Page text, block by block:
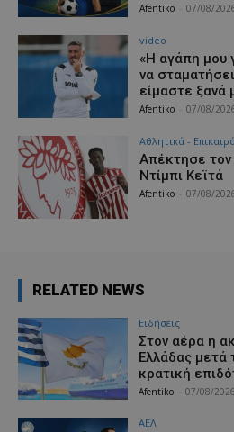
Afentiko 07/08/
video
«Η αγάπη μου
να
είμαστε ξανά
Afentiko 07/08/
Αθλητικά -
Απέκτησε
Ντίμπι Κεϊτά
Afentiko 07/08/
RELATED NEWS
Ειδήσεις
Στον αέρα η
Ελλάδας μετά
κρατική
Afentiko 07/08/2026
ΑΕΛ